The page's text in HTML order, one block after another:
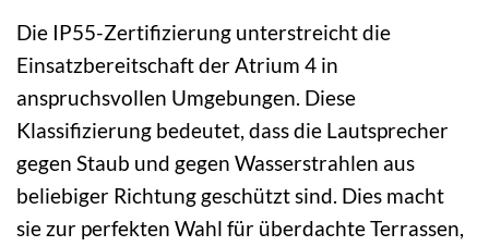
Die IP55-Zertifizierung unterstreicht die
Einsatzbereitschaft der Atrium 4 in
anspruchsvollen Umgebungen. Diese
Klassifizierung bedeutet, dass die Lautsprecher
gegen Staub und gegen Wasserstrahlen aus
beliebiger Richtung geschützt sind. Dies macht
sie zur perfekten Wahl für überdachte Terrassen,